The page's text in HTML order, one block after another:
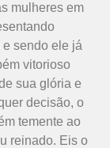
mulheres em
sendo ele já
vitorioso
sua glória e
decisão, o
temente ao
reinado. Eis o